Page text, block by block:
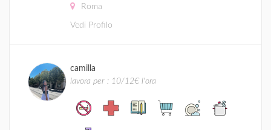
Roma
Vedi Profilo
camilla
lavora per : 10/12€ l'ora